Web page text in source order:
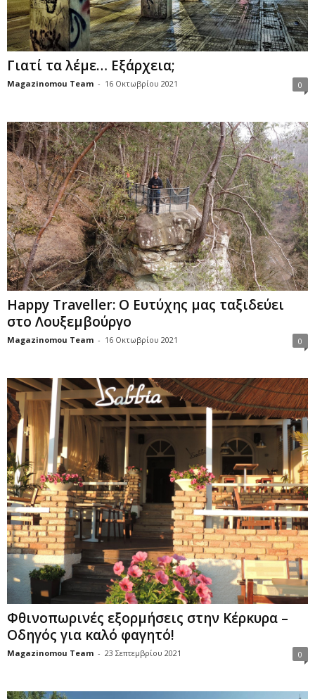
Γιατί τα λέμε… Εξάρχεια;
Magazinomou Team - 16 Οκτωβρίου 2021 0
Happy Traveller: Ο Ευτύχης μας ταξιδεύει
στο Λουξεμβούργο
Magazinomou Team - 16 Οκτωβρίου 2021 0
Φθινοπωρινές εξορμήσεις στην Κέρκυρα –
Οδηγός για καλό φαγητό!
Magazinomou Team - 23 Σεπτεμβρίου 2021 0